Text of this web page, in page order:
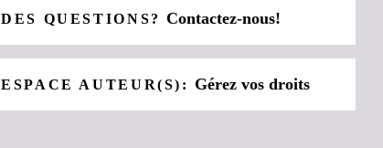
DES QUESTIONS?Contactez-nous!
ESPACE AUTEUR(S): Gérez vos droits